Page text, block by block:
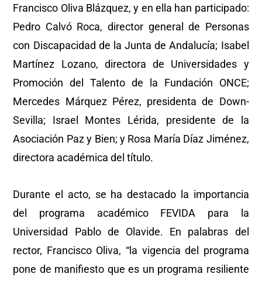
Francisco Oliva Blázquez, y en ella han participado:
Pedro Calvó Roca, director general de Personas
con Discapacidad de la Junta de Andalucía; Isabel
Martínez Lozano, directora de Universidades y
Promoción del Talento de la Fundación ONCE;
Mercedes Márquez Pérez, presidenta de Down-
Sevilla; Israel Montes Lérida, presidente de la
Asociación Paz y Bien; y Rosa María Díaz Jiménez,
directora académica del título.
Durante el acto, se ha destacado la importancia
del programa académico FEVIDA para la
Universidad Pablo de Olavide. En palabras del
rector, Francisco Oliva, “la vigencia del programa
pone de manifiesto que es un programa resiliente